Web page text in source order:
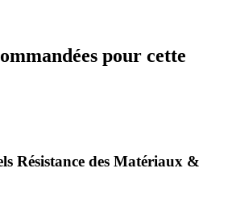
pour cette
Résistance des Matériaux &